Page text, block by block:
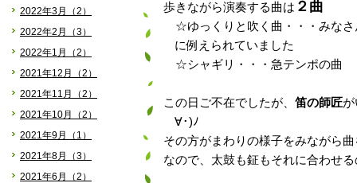
2022年3月（2）
2022年2月（3）
2022年1月（2）
2021年12月（2）
2021年11月（2）
2021年10月（2）
2021年9月（1）
2021年8月（3）
2021年6月（2）
歩きながら演奏する曲は ２曲
☆ゆっくりと吹く曲・・・みなさ
に例えられていました
☆シャギリ・・・急テンポの曲
この日ご不在でしたが、 笛の師匠
∀･)ﾉ
その方がまわりの様子をみながら
なので、太鼓も鉦もそれに合わせ